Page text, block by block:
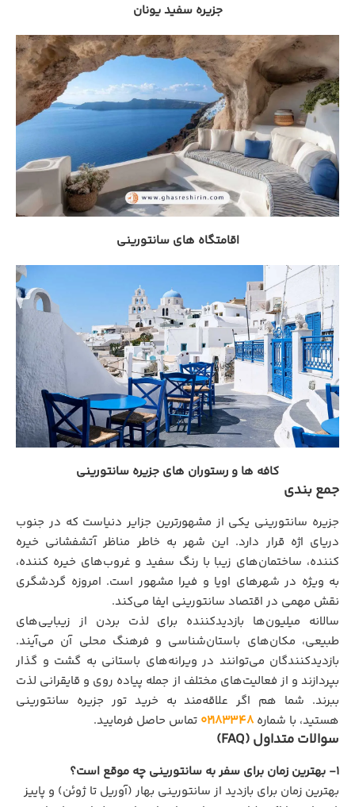
جزیره سفید یونان
اقامتگاه های سانتورینی
کافه ها و رستوران های جزیره سانتورینی
جمع بندی
جزیره سانتورینی یکی از مشهورترین جزایر دنیاست که در جنوب
دریای اژه قرار دارد. این شهر به خاطر مناظر آتشفشانی خیره
کننده، ساختمان‌های زیبا با رنگ سفید و غروب‌های خیره کننده،
به ویژه در شهرهای اویا و فیرا مشهور است. امروزه گردشگری
نقش مهمی در اقتصاد سانتورینی ایفا می‌کند.
سالانه میلیون‌ها بازدیدکننده برای لذت بردن از زیبایی‌های
طبیعی، مکان‌های باستان‌شناسی و فرهنگ محلی آن می‌آیند.
بازدیدکنندگان می‌توانند در ویرانه‌های باستانی به گشت و گذار
بپردازند و از فعالیت‌های مختلف از جمله پیاده روی و قایقرانی لذت
ببرند. شما هم اگر علاقه‌مند به خرید تور جزیره سانتورینی
هستید، با شماره ۰۲۱۸۳۳۴۸ تماس حاصل فرمایید.
سوالات متداول (FAQ)
1- بهترین زمان برای سفر به سانتورینی چه موقع است؟
بهترین زمان برای بازدید از سانتورینی بهار (آوریل تا ژوئن) و پاییز